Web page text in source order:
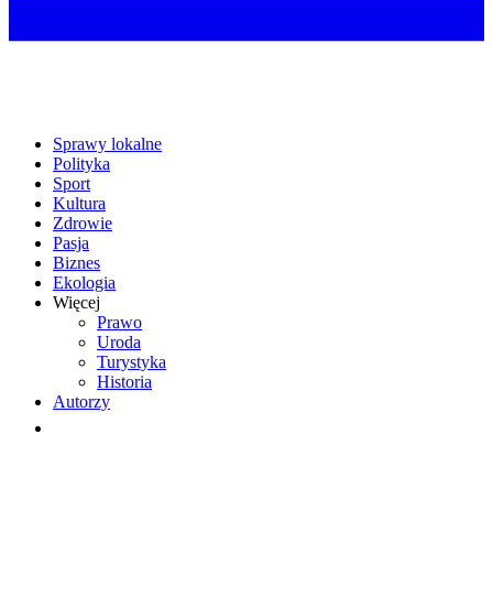
Sprawy lokalne
Polityka
Sport
Kultura
Zdrowie
Pasja
Biznes
Ekologia
Więcej
Prawo
Uroda
Turystyka
Historia
Autorzy